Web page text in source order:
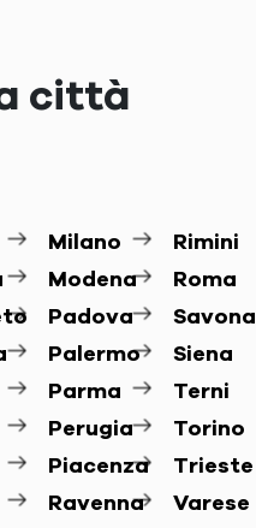
città
Milano
Modena
Padova
Palermo
Parma
Perugia
Piacenza
Ravenna
Rimini
Roma
Savona
Siena
Terni
Torino
Trieste
Varese